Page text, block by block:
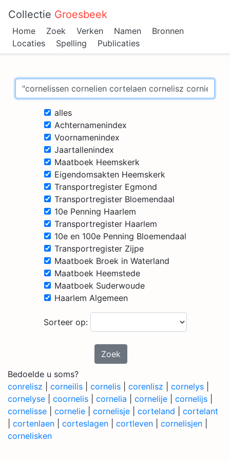
Collectie Groesbeek
Home Zoek Verken Namen
Bronnen
Locaties
Spelling Publicaties
alles
Achternamenindex
Voornamenindex
Jaartallenindex
Maatboek Heemskerk
Eigendomsakten Heemskerk
Transportregister Egmond
Transportregister Bloemendaal
10e Penning Haarlem
Transportregister Haarlem
10e en 100e Penning Bloemendaal
Transportregister Zijpe
Maatboek Broek in Waterland
Maatboek Heemstede
Maatboek Suderwoude
Haarlem Algemeen
Sorteer op:
Zoek
Bedoelde u soms?
conrelisz
corneilis cornelis corenlisz cornelys
cornelyse
coornelis cornelia cornelije cornelijs
cornelisse
cornelie cornelisje corteland
cortelant
cortenlaen corteslagen cortleven cornelisjen
cornelisken